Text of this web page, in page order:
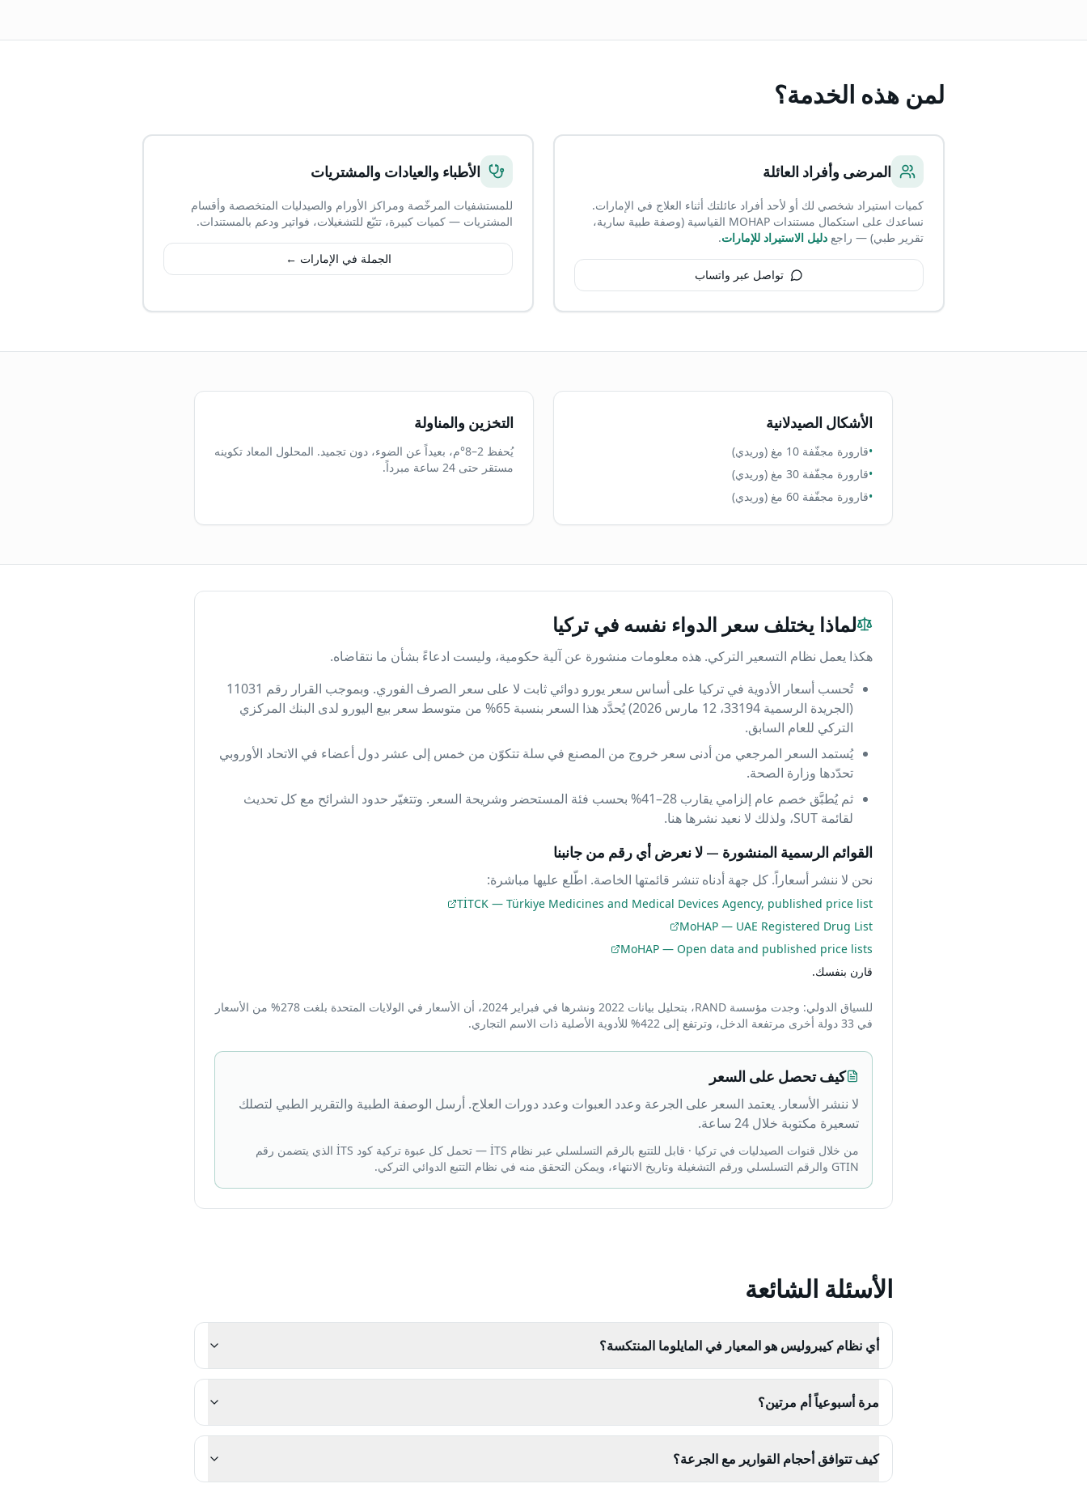
لمن هذه الخدمة؟
المرضى وأفراد العائلة
كميات استيراد شخصي لك أو لأحد أفراد عائلتك أثناء العلاج في الإمارات.
نساعدك على استكمال مستندات MOHAP القياسية (وصفة طبية سارية،
تقرير طبي) — راجع دليل الاستيراد للإمارات.
تواصل عبر واتساب
الأطباء والعيادات والمشتريات
للمستشفيات المرخّصة ومراكز الأورام والصيدليات المتخصصة وأقسام
المشتريات — كميات كبيرة، تتبّع للتشغيلات، فواتير ودعم بالمستندات.
الجملة في الإمارات ←
الأشكال الصيدلانية
•قارورة مجفّفة 10 مغ (وريدي)
•قارورة مجفّفة 30 مغ (وريدي)
•قارورة مجفّفة 60 مغ (وريدي)
التخزين والمناولة
يُحفظ 2–8°م، بعيداً عن الضوء، دون تجميد. المحلول المعاد تكوينه
مستقر حتى 24 ساعة مبرداً.
لماذا يختلف سعر الدواء نفسه في تركيا
هكذا يعمل نظام التسعير التركي. هذه معلومات منشورة عن آلية حكومية، وليست ادعاءً بشأن ما نتقاضاه.
تُحسب أسعار الأدوية في تركيا على أساس سعر يورو دوائي ثابت لا على سعر الصرف الفوري. وبموجب القرار رقم 11031
(الجريدة الرسمية 33194، 12 مارس 2026) يُحدَّد هذا السعر بنسبة 65% من متوسط سعر بيع اليورو لدى البنك المركزي
التركي للعام السابق.
يُستمد السعر المرجعي من أدنى سعر خروج من المصنع في سلة تتكوّن من خمس إلى عشر دول أعضاء في الاتحاد الأوروبي
تحدّدها وزارة الصحة.
ثم يُطبَّق خصم عام إلزامي يقارب 28–41% بحسب فئة المستحضر وشريحة السعر. وتتغيّر حدود الشرائح مع كل تحديث
لقائمة SUT، ولذلك لا نعيد نشرها هنا.
القوائم الرسمية المنشورة — لا نعرض أي رقم من جانبنا
نحن لا ننشر أسعاراً. كل جهة أدناه تنشر قائمتها الخاصة. اطّلع عليها مباشرة:
TİTCK — Türkiye Medicines and Medical Devices Agency, published price list
MoHAP — UAE Registered Drug List
MoHAP — Open data and published price lists
قارن بنفسك.
للسياق الدولي: وجدت مؤسسة RAND، بتحليل بيانات 2022 ونشرها في فبراير 2024، أن الأسعار في الولايات المتحدة بلغت 278% من الأسعار
في 33 دولة أخرى مرتفعة الدخل، وترتفع إلى 422% للأدوية الأصلية ذات الاسم التجاري.
كيف تحصل على السعر
لا ننشر الأسعار. يعتمد السعر على الجرعة وعدد العبوات وعدد دورات العلاج. أرسل الوصفة الطبية والتقرير الطبي لتصلك
تسعيرة مكتوبة خلال 24 ساعة.
من خلال قنوات الصيدليات في تركيا ·
قابل للتتبع بالرقم التسلسلي عبر نظام İTS — تحمل كل عبوة تركية كود İTS الذي يتضمن رقم
GTIN والرقم التسلسلي ورقم التشغيلة وتاريخ الانتهاء، ويمكن التحقق منه في نظام التتبع الدوائي التركي.
الأسئلة الشائعة
أي نظام كيبروليس هو المعيار في المايلوما المنتكسة؟
مرة أسبوعياً أم مرتين؟
كيف تتوافق أحجام القوارير مع الجرعة؟